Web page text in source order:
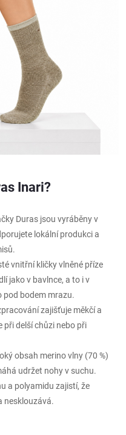
Inari?
Duras jsou vyráběny v
lokální produkci a
vnitřní kličky vlněné příze
jako v bavlnce, a to i v
pod bodem mrazu.
zajišťuje měkčí a
při delší chůzi nebo při
obsah merino vlny (70 %)
udržet nohy v suchu.
a polyamidu zajistí, že
nesklouzává.